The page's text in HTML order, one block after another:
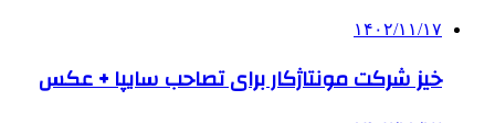
۱۴۰۲/۱۱/۱۷
خیز شرکت مونتاژکار برای تصاحب سایپا + عکس